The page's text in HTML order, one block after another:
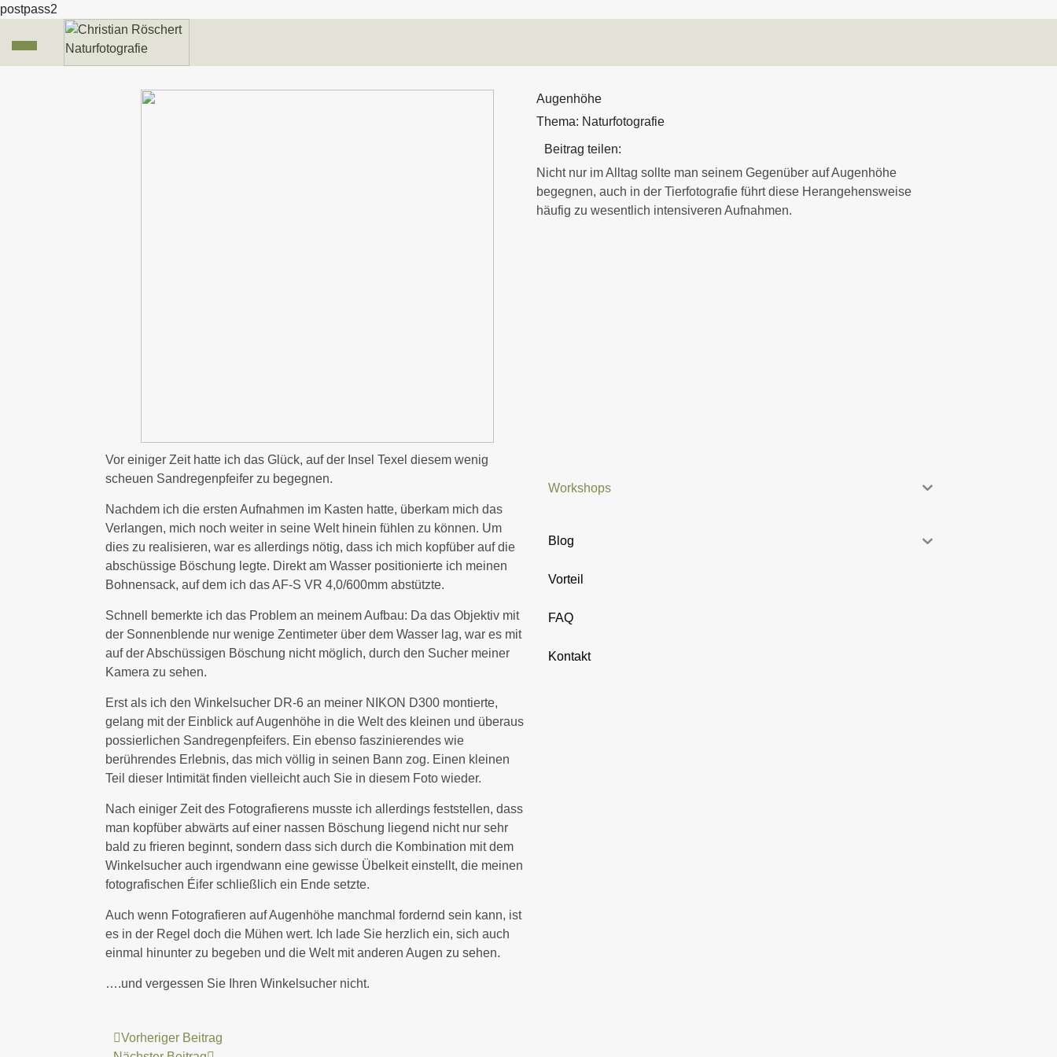
postpass2
Augenhöhe
Thema: Naturfotografie
Beitrag teilen:
Nicht nur im Alltag sollte man seinem Gegenüber auf Augenhöhe
begegnen, auch in der Tierfotografie führt diese Herangehensweise
häufig zu wesentlich intensiveren Aufnahmen.
Vor einiger Zeit hatte ich das Glück, auf der Insel Texel diesem wenig
scheuen Sandregenpfeifer zu begegnen.
Nachdem ich die ersten Aufnahmen im Kasten hatte, überkam mich das
Verlangen, mich noch weiter in seine Welt hinein fühlen zu können. Um
dies zu realisieren, war es allerdings nötig, dass ich mich kopfüber auf die
abschüssige Böschung legte. Direkt am Wasser positionierte ich meinen
Bohnensack, auf dem ich das AF-S VR 4,0/600mm abstützte.
Schnell bemerkte ich das Problem an meinem Aufbau: Da das Objektiv mit
der Sonnenblende nur wenige Zentimeter über dem Wasser lag, war es mit
auf der Abschüssigen Böschung nicht möglich, durch den Sucher meiner
Kamera zu sehen.
Erst als ich den Winkelsucher DR-6 an meiner NIKON D300 montierte,
gelang mit der Einblick auf Augenhöhe in die Welt des kleinen und überaus
possierlichen Sandregenpfeifers. Ein ebenso faszinierendes wie
berührendes Erlebnis, das mich völlig in seinen Bann zog. Einen kleinen
Teil dieser Intimität finden vielleicht auch Sie in diesem Foto wieder.
Nach einiger Zeit des Fotografierens musste ich allerdings feststellen, dass
man kopfüber abwärts auf einer nassen Böschung liegend nicht nur sehr
bald zu frieren beginnt, sondern dass sich durch die Kombination mit dem
Winkelsucher auch irgendwann eine gewisse Übelkeit einstellt, die meinen
fotografischen Éifer schließlich ein Ende setzte.
Auch wenn Fotografieren auf Augenhöhe manchmal fordernd sein kann, ist
es in der Regel doch die Mühen wert. Ich lade Sie herzlich ein, sich auch
einmal hinunter zu begeben und die Welt mit anderen Augen zu sehen.
….und vergessen Sie Ihren Winkelsucher nicht.
Workshops
Blog
Vorteil
FAQ
Kontakt
Vorheriger Beitrag